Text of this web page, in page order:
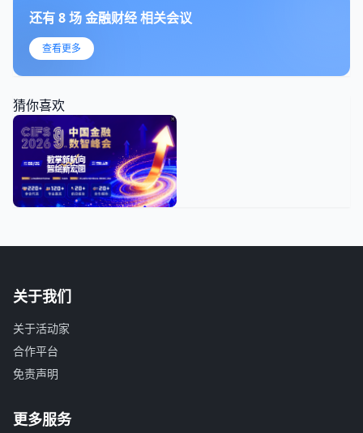
还有8场金融财经相关会议
查看更多
猜你喜欢
关于我们
关于活动家
合作平台
免责声明
更多服务